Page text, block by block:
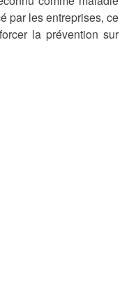
par les entreprises, ce
la prévention sur